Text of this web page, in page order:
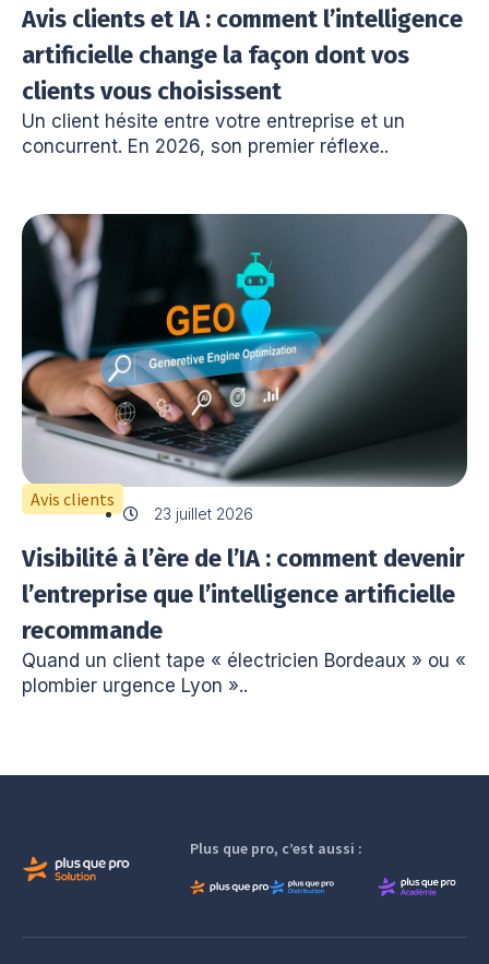
Avis clients et IA : comment l’intelligence
artificielle change la façon dont vos
clients vous choisissent
Un client hésite entre votre entreprise et un
concurrent. En 2026, son premier réflexe..
Avis clients
23 juillet 2026
Visibilité à l’ère de l’IA : comment devenir
l’entreprise que l’intelligence artificielle
recommande
Quand un client tape « électricien Bordeaux » ou «
plombier urgence Lyon »..
Plus que pro, c’est aussi :